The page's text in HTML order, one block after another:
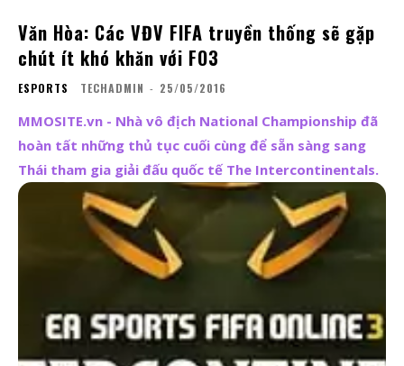
Văn Hòa: Các VĐV FIFA truyền thống sẽ gặp
chút ít khó khăn với FO3
ESPORTS TECHADMIN - 25/05/2016
MMOSITE.vn - Nhà vô địch National Championship đã
hoàn tất những thủ tục cuối cùng để sẵn sàng sang
Thái tham gia giải đấu quốc tế The Intercontinentals.